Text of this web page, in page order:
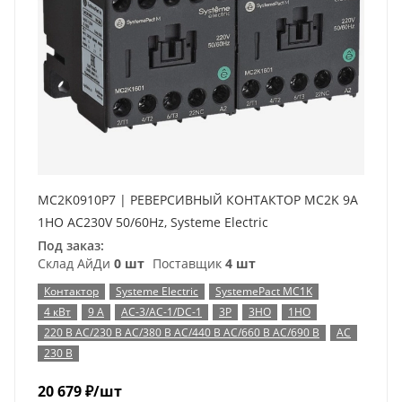
MC2K0910P7 | РЕВЕРСИВНЫЙ КОНТАКТОР MC2K 9A
1НО AC230V 50/60Hz, Systeme Electric
Под заказ:
Склад АйДи 0 шт Поставщик 4 шт
Контактор Systeme Electric
SystemePact MC1K
4 кВт
9 А AC-3/AC-1/DC-1 3P 3НО
1НО
220 В AC/230 В AC/380 В AC/440 В AC/660 В AC/690 В
AC
230 В
20 679₽/шт